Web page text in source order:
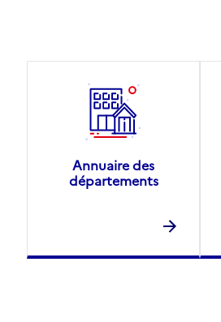
Annuaire des
départements